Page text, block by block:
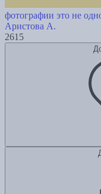
фотографии это не
Аристова А.
2615